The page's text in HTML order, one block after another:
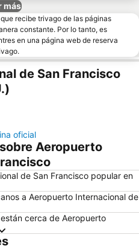
más
recibe trivago de las páginas
constante. Por lo tanto, es
en una página web de reserva
de San Francisco
oficial
Aeropuerto
de San Francisco popular en
a Aeropuerto Internacional de
cerca de Aeropuerto